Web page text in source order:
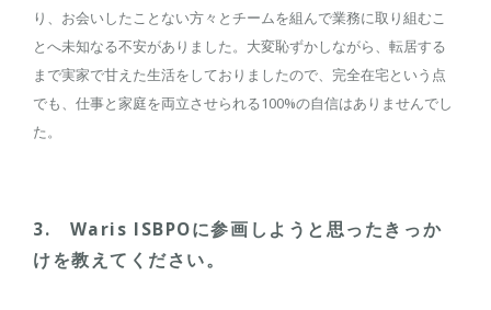
り、お会いしたことない方々とチームを組んで業務に取り組むこ
とへ未知なる不安がありました。大変恥ずかしながら、転居する
まで実家で甘えた生活をしておりましたので、完全在宅という点
でも、仕事と家庭を両立させられる100%の自信はありませんでし
た。
3. Waris ISBPOに参画しようと思ったきっか
けを教えてください。